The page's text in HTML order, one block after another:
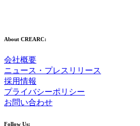
About CREARC:
会社概要
ニュース・プレスリリース
採用情報
プライバシーポリシー
お問い合わせ
Follow Us: